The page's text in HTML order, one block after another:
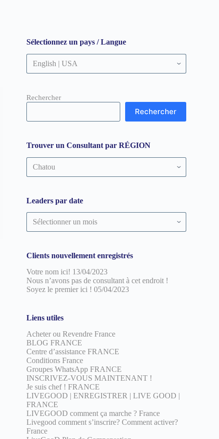
Sélectionnez un pays / Langue
Rechercher
Rechercher
Trouver un Consultant par RÉGION
Trouver
un
Consultant
Leaders par date
Leaders
par
date
Clients nouvellement enregistrés
Votre nom ici! 13/04/2023
Nous n’avons pas de consultant à cet endroit !
Soyez le premier ici ! 05/04/2023
Liens utiles
Acheter ou Revendre France
BLOG FRANCE
Centre d’assistance FRANCE
Conditions France
Groupes WhatsApp FRANCE
INSCRIVEZ-VOUS MAINTENANT !
Je suis chef ! FRANCE
LIVEGOOD | ENREGISTRER | LIVE GOOD |
FRANCE
LIVEGOOD comment ça marche ? France
Livegood comment s’inscrire? Comment activer?
France